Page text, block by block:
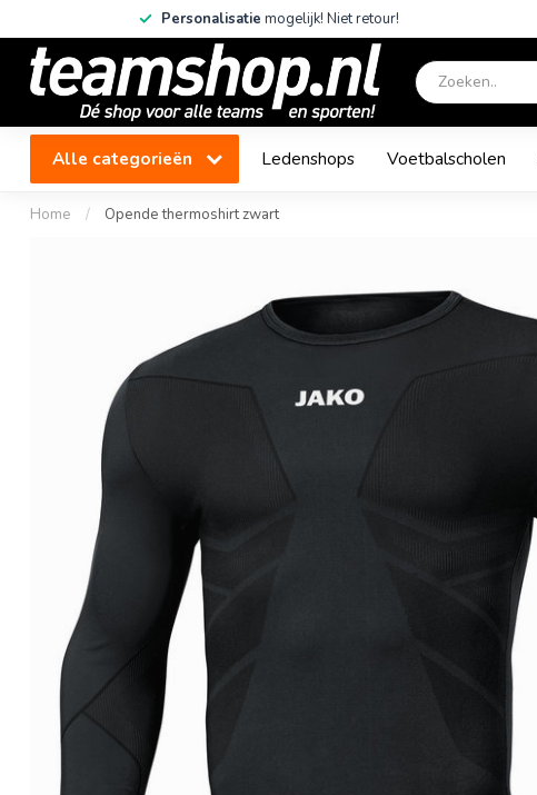
Personalisatie mogelijk! Niet retour!
Alle categorieën Ledenshops Voetbalscholen
Home / Opende thermoshirt zwart